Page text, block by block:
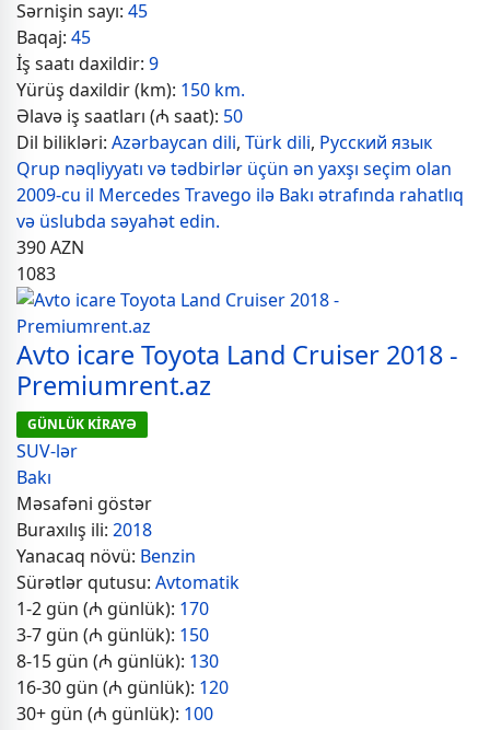
Sərnişin sayı: 45
Baqaj: 45
İş saatı daxildir: 9
Yürüş daxildir (km): 150 km.
Əlavə iş saatları (₼ saat): 50
Dil bilikləri: Azərbaycan dili, Türk dili, Русский язык
Qrup nəqliyyatı və tədbirlər üçün ən yaxşı seçim olan
2009-cu il Mercedes Travego ilə Bakı ətrafında rahatlıq
və üslubda səyahət edin.
390AZN
1083
Avto icare Toyota Land Cruiser 2018 -
Premiumrent.az
GÜNLÜK KİRAYƏ
SUV-lər
Bakı
Məsafəni göstər
Buraxılış ili: 2018
Yanacaq növü: Benzin
Sürətlər qutusu: Avtomatik
1-2 gün (₼ günlük): 170
3-7 gün (₼ günlük): 150
8-15 gün (₼ günlük): 130
16-30 gün (₼ günlük): 120
30+ gün (₼ günlük): 100